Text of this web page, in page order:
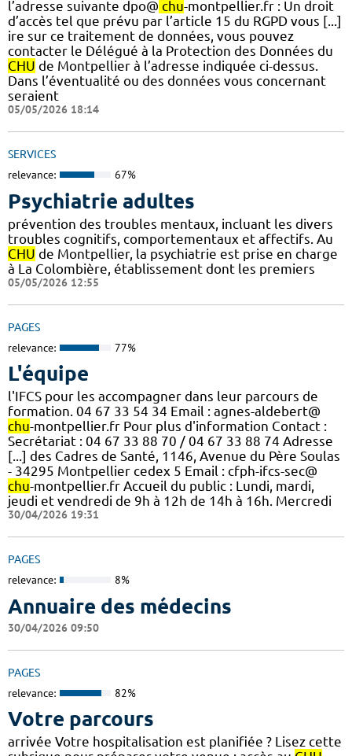
l’adresse suivante dpo@ chu-montpellier.fr : Un droit
d’accès tel que prévu par l’article 15 du RGPD vous [...]
ire sur ce traitement de données, vous pouvez
contacter le Délégué à la Protection des Données du
CHU de Montpellier à l’adresse indiquée ci-dessus.
Dans l’éventualité ou des données vous concernant
seraient
05/05/2026 18:14
SERVICES
relevance: 67%
Psychiatrie adultes
prévention des troubles mentaux, incluant les divers
troubles cognitifs, comportementaux et affectifs. Au
CHU de Montpellier, la psychiatrie est prise en charge
à La Colombière, établissement dont les premiers
05/05/2026 12:55
PAGES
relevance: 77%
L'équipe
l'IFCS pour les accompagner dans leur parcours de
formation. 04 67 33 54 34 Email : agnes-aldebert@
chu-montpellier.fr Pour plus d'information Contact :
Secrétariat : 04 67 33 88 70 / 04 67 33 88 74 Adresse
[...] des Cadres de Santé, 1146, Avenue du Père Soulas
- 34295 Montpellier cedex 5 Email : cfph-ifcs-sec@
chu-montpellier.fr Accueil du public : Lundi, mardi,
jeudi et vendredi de 9h à 12h de 14h à 16h. Mercredi
30/04/2026 19:31
PAGES
relevance: 8%
Annuaire des médecins
30/04/2026 09:50
PAGES
relevance: 82%
Votre parcours
arrivée Votre hospitalisation est planifiée ? Lisez cette